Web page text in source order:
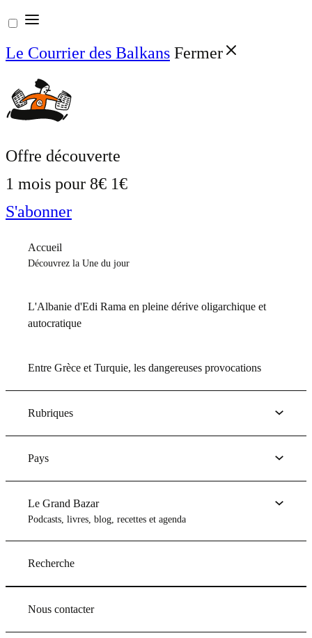
Aller
au
contenu
Le Courrier des Balkans Fermer
Offre découverte
1 mois pour 8€ 1€
S'abonner
Accueil
Découvrez la Une du jour
L'Albanie d'Edi Rama en pleine dérive oligarchique et
autocratique
Entre Grèce et Turquie, les dangereuses provocations
Rubriques
Pays
Le Grand Bazar
Podcasts, livres, blog, recettes et agenda
Recherche
Nous contacter